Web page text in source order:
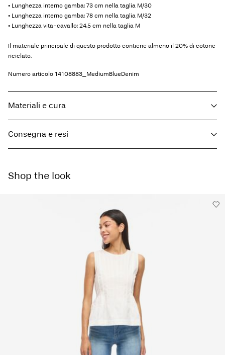
• Lunghezza interno gamba: 73 cm nella taglia M/30
• Lunghezza interno gamba: 78 cm nella taglia M/32
• Lunghezza vita-cavallo: 24.5 cm nella taglia M
Il materiale principale di questo prodotto contiene almeno il 20% di cotone
riciclato.
Numero articolo 14108883_MediumBlueDenim
Materiali e cura
Non utilizzare l'asciugatrice
Appendere all'ombra per asciugare
Consegna e resi
Opzioni di Consegna
Resi & Cambi
Shop the look